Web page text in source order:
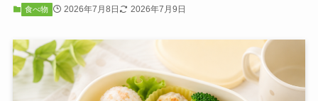
食べ物 2026年7月8日 2026年7月9日